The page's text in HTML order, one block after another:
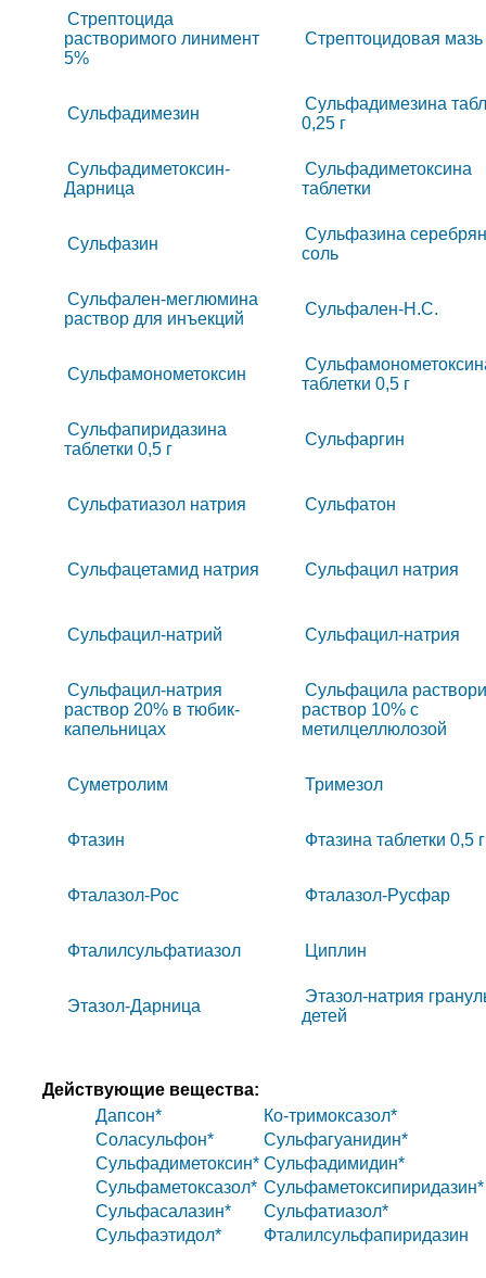
Стрептоцида
растворимого линимент
5%
Стрептоцидовая мазь
Сульфадимезин
Сульфадимезина
0,25 г
Сульфадиметоксин-
Дарница
Сульфадиметоксина
таблетки
Сульфазин
Сульфазина
соль
Сульфален-меглюмина
раствор для инъекций
Сульфален-Н.С.
Сульфамонометоксин
таблетки 0,5 г
Сульфапиридазина
таблетки 0,5 г
Сульфаргин
Сульфатиазол натрия Сульфатон
Сульфацетамид натрия Сульфацил натрия
Сульфацил-натрий Сульфацил-натрия
Сульфацил-натрия
раствор 20% в тюбик-
капельницах
Сульфацила
раствор 10% с
метилцеллюлозой
Суметролим Тримезол
Фтазин Фтазина таблетки 0,5 г
Фталазол-Рос Фталазол-Русфар
Фталилсульфатиазол Циплин
Этазол-Дарница
Этазол-натрия
детей
Действующие вещества:
Дапсон*
Ко-тримоксазол*
Соласульфон*
Сульфагуанидин*
Сульфадиметоксин* Сульфадимидин*
Сульфаметоксазол* Сульфаметоксипиридазин*
Сульфасалазин*
Сульфатиазол*
Сульфаэтидол*
Фталилсульфапиридазин